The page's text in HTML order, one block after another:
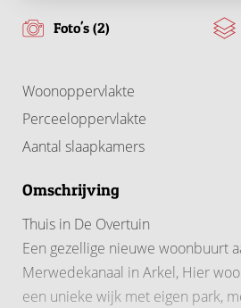
Foto's (2)
Woonoppervlakte
Perceeloppervlakte
Aantal slaapkamers
Omschrijving
Thuis in De Overtuin
Een gezellige nieuwe woonbuurt
Merwedekanaal in Arkel, Hier
een unieke wijk met eigen park,